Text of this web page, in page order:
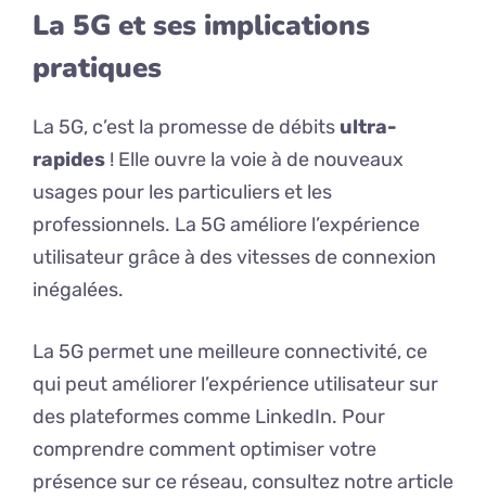
La 5G et ses implications
pratiques
La 5G, c’est la promesse de débits ultra-
rapides ! Elle ouvre la voie à de nouveaux
usages pour les particuliers et les
professionnels. La 5G améliore l’expérience
utilisateur grâce à des vitesses de connexion
inégalées.
La 5G permet une meilleure connectivité, ce
qui peut améliorer l’expérience utilisateur sur
des plateformes comme LinkedIn. Pour
comprendre comment optimiser votre
présence sur ce réseau, consultez notre article